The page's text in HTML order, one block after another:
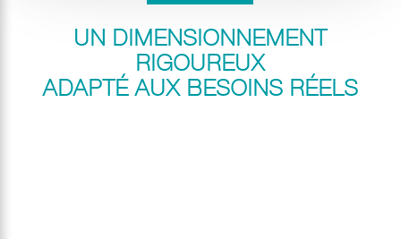
UN DIMENSIONNEMENT
RIGOUREUX
ADAPTÉ AUX BESOINS RÉELS